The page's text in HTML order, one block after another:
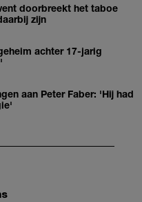
doorbreekt het taboe
zijn
achter 17-jarig
aan Peter Faber: 'Hij had